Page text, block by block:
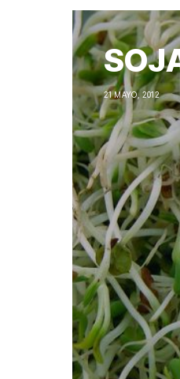
21 MAYO, 2012